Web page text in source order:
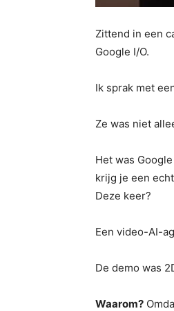
Zittend in een
Google I/O.
Ik sprak met
Ze was niet
Het was
krijg je een
Deze keer?
Een video-AI-
De demo was
Waarom?